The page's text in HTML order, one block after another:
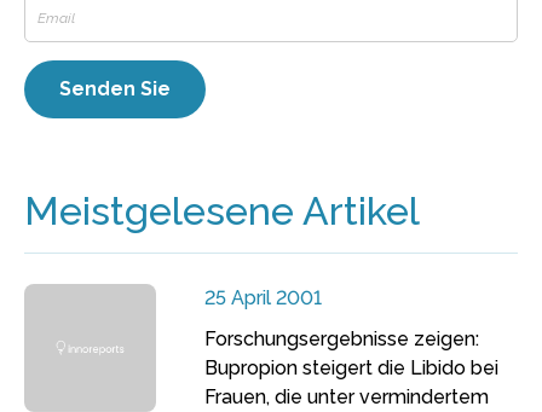
Meistgelesene Artikel
25 April 2001
Forschungsergebnisse zeigen:
Bupropion steigert die Libido bei
Frauen, die unter vermindertem